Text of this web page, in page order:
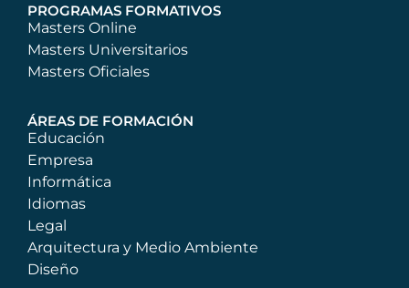
PROGRAMAS FORMATIVOS
Masters Online
Masters Universitarios
Masters Oficiales
ÁREAS DE FORMACIÓN
Educación
Empresa
Informática
Idiomas
Legal
Arquitectura y Medio Ambiente
Diseño